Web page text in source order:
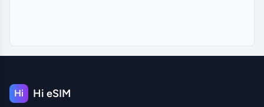
Hi Hi eSIM